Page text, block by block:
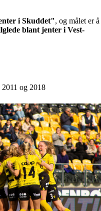
i Skuddet", og målet er å
blant jenter i Vest-
og 2018